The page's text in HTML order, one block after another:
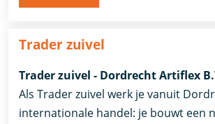
Trader zuivel
Trader zuivel - Dordrecht Artiflex
Als Trader zuivel werk je vanuit
internationale handel: je bouwt een